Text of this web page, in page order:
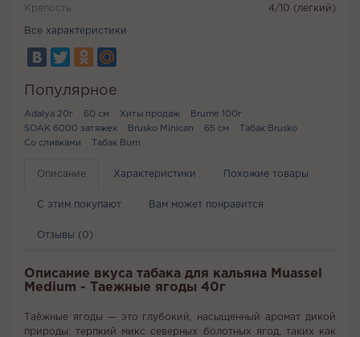
Крепость 4/10 (легкий)
Все характеристики
Популярное
Adalya 20г 60 см Хиты продаж
Brume 100г
SOAK 6000 затяжек
Brusko Minican 65 см
Табак Brusko
Со сливками
Табак Burn
Описание Характеристики Похожие товары
С этим покупают Вам может понравится
Отзывы (0)
Описание вкуса табака для кальяна Muassel
Medium - Таежные ягоды 40г
Таёжные ягоды — это глубокий, насыщенный аромат дикой
природы: терпкий микс северных болотных ягод, таких как